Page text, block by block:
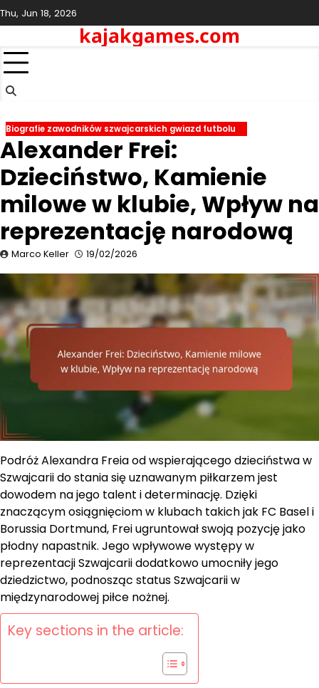
Skip
to
Thu, Jun 18, 2026
kajakgames.com
Biografie zawodników szwajcarskich gwiazd futbolu
Alexander Frei:
Dzieciństwo, Kamienie
milowe w klubie, Wpływ na
reprezentację narodową
Marco Keller 19/02/2026
Podróż Alexandra Freia od wspierającego dzieciństwa w
Szwajcarii do stania się uznawanym piłkarzem jest
dowodem na jego talent i determinację. Dzięki
znaczącym osiągnięciom w klubach takich jak FC Basel i
Borussia Dortmund, Frei ugruntował swoją pozycję jako
płodny napastnik. Jego wpływowe występy w
reprezentacji Szwajcarii dodatkowo umocniły jego
dziedzictwo, podnosząc status Szwajcarii w
międzynarodowej piłce nożnej.
Key sections in the article: